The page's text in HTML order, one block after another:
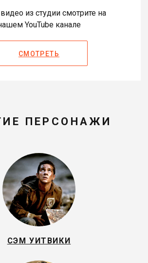
из студии смотрите на
YouTube канале
СМОТРЕТЬ
ПЕРСОНАЖИ
СЭМ УИТВИКИ